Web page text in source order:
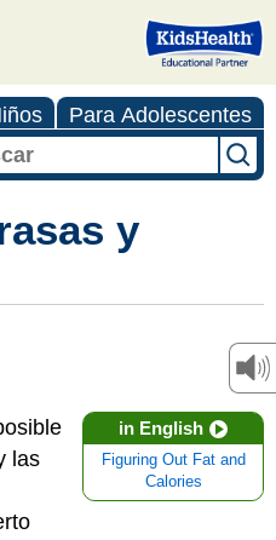
Para Adolescentes
y
in English
Figuring Out Fat and
Calories
las